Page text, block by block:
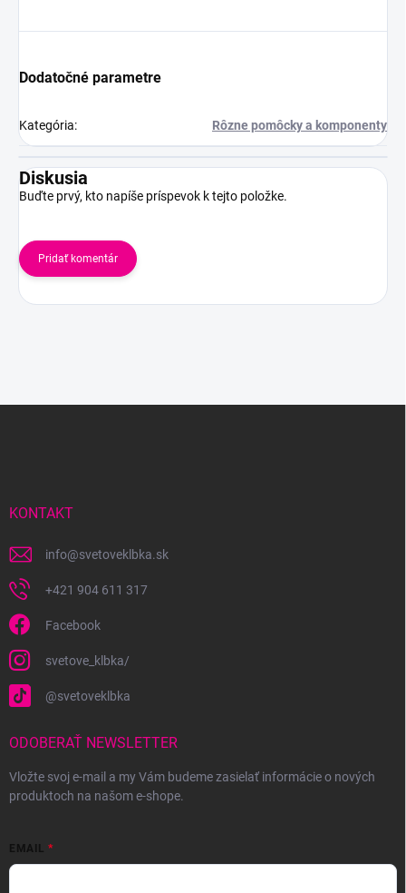
Dodatočné parametre
Kategória: Rôzne pomôcky a komponenty
Diskusia
Buďte prvý, kto napíše príspevok k tejto položke.
Pridať komentár
KONTAKT
info@svetoveklbka.sk
+421 904 611 317
Facebook
svetove_klbka/
@svetoveklbka
ODOBERAŤ NEWSLETTER
Vložte svoj e-mail a my Vám budeme zasielať informácie o nových
produktoch na našom e-shope.
EMAIL